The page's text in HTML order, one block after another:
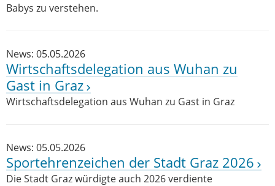
Babys zu verstehen.
News: 05.05.2026
Wirtschaftsdelegation aus Wuhan zu
Gast in Graz
Wirtschaftsdelegation aus Wuhan zu Gast in Graz
News: 05.05.2026
Sportehrenzeichen der Stadt Graz 2026
Die Stadt Graz würdigte auch 2026 verdiente